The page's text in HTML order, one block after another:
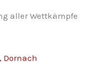
aller Wettkämpfe
Dornach